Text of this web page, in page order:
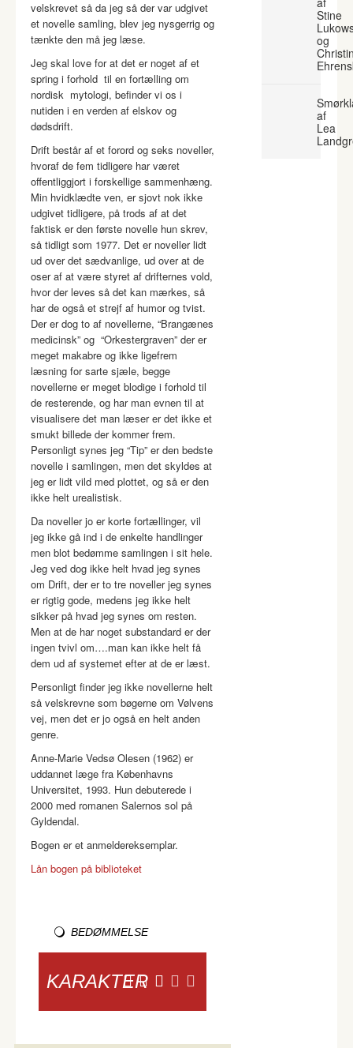
velskrevet så da jeg så der var udgivet
et novelle samling, blev jeg nysgerrig og
tænkte den må jeg læse.
Jeg skal love for at det er noget af et
spring i forhold til en fortælling om
nordisk mytologi, befinder vi os i
nutiden i en verden af elskov og
dødsdrift.
Drift består af et forord og seks noveller,
hvoraf de fem tidligere har været
offentliggjort i forskellige sammenhæng.
Min hvidklædte ven, er sjovt nok ikke
udgivet tidligere, på trods af at det
faktisk er den første novelle hun skrev,
så tidligt som 1977. Det er noveller lidt
ud over det sædvanlige, ud over at de
oser af at være styret af drifternes vold,
hvor der leves så det kan mærkes, så
har de også et strejf af humor og tvist.
Der er dog to af novellerne, “Brangænes
medicinsk” og “Orkestergraven” der er
meget makabre og ikke ligefrem
læsning for sarte sjæle, begge
novellerne er meget blodige i forhold til
de resterende, og har man evnen til at
visualisere det man læser er det ikke et
smukt billede der kommer frem.
Personligt synes jeg “Tip” er den bedste
novelle i samlingen, men det skyldes at
jeg er lidt vild med plottet, og så er den
ikke helt urealistisk.
Da noveller jo er korte fortællinger, vil
jeg ikke gå ind i de enkelte handlinger
men blot bedømme samlingen i sit hele.
Jeg ved dog ikke helt hvad jeg synes
om Drift, der er to tre noveller jeg synes
er rigtig gode, medens jeg ikke helt
sikker på hvad jeg synes om resten.
Men at de har noget substandard er der
ingen tvivl om….man kan ikke helt få
dem ud af systemet efter at de er læst.
Personligt finder jeg ikke novellerne helt
så velskrevne som bøgerne om Vølvens
vej, men det er jo også en helt anden
genre.
Anne-Marie Vedsø Olesen (1962) er
uddannet læge fra Københavns
Universitet, 1993. Hun debuterede i
2000 med romanen Salernos sol på
Gyldendal.
Bogen er et anmeldereksemplar.
Lån bogen på biblioteket
BEDØMMELSE
KARAKTER
Stine
og
af
Lea